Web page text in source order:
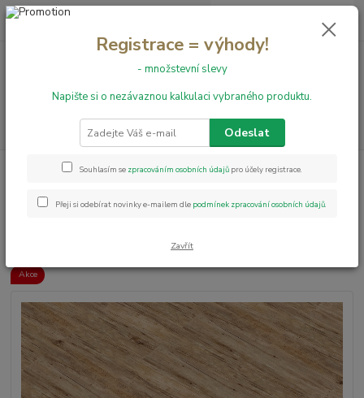
+420 731 199 591 0,00 Kč
Vinylové podlahy
Vinylová podlaha Well-click Buk rustikal
Vinylová podlaha Well-click Buk
rustikal 40109-1
Akce
Registrace = výhody!
- množstevní slevy
Napište si o nezávaznou kalkulaci vybraného produktu.
Odeslat
Souhlasím se zpracováním osobních údajů pro účely registrace.
Přeji si odebírat novinky e-mailem dle podmínek zpracování osobních údajů.
Zavřít